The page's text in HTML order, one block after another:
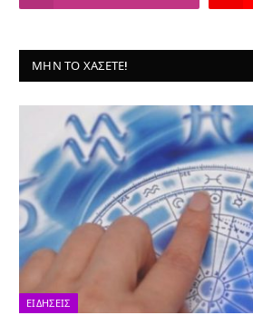
ΜΗΝ ΤΟ ΧΆΣΕΤΕ!
ΕΙΔΉΣΕΙΣ